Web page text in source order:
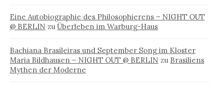
Eine Autobiographie des Philosophierens – NIGHT OUT
@ BERLIN zu Überleben im Warburg-Haus
Bachiana Brasileiras und September Song im Kloster
Maria Bildhausen – NIGHT OUT @ BERLIN zu Brasiliens
Mythen der Moderne